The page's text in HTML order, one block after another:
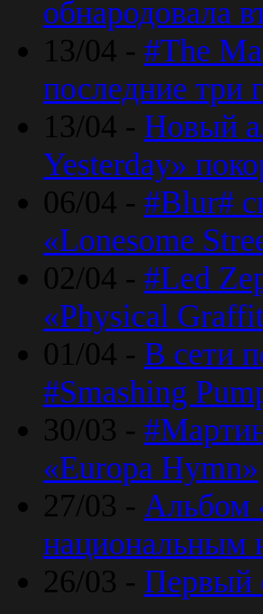
обнародовала
13/04 - #The
последние три
13/04 - Новый
Yesterday»
06/04 - #Blur#
«Lonesome
02/04 - #Led
«Physical
01/04 - В сети
#Smashing
30/03 -
«Europa Hymn»
27/03 - Альбом
национальным
26/03 - Первый